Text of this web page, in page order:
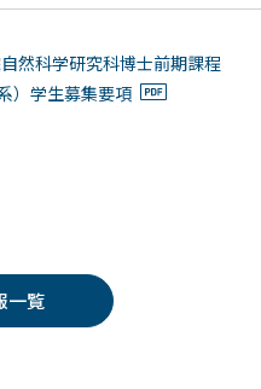
然科学研究科博士前期課程
）学生募集要項
一覧